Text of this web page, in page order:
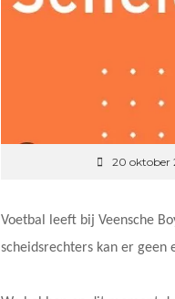
20 oktober
Voetbal leeft bij Veensche
scheidsrechters kan er geen